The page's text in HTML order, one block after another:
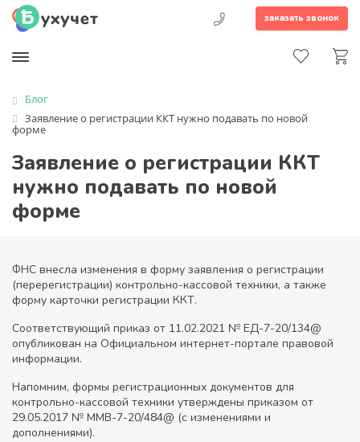
заказать звонок
Блог
Заявление о регистрации ККТ нужно подавать по новой
форме
Заявление о регистрации ККТ
нужно подавать по новой
форме
ФНС внесла изменения в форму заявления о регистрации
(перерегистрации) контрольно-кассовой техники, а также
форму карточки регистрации ККТ.
Соответствующий приказ от 11.02.2021 № ЕД-7-20/134@
опубликован на Официальном интернет-портале правовой
информации.
Напомним, формы регистрационных документов для
контрольно-кассовой техники утверждены приказом от
29.05.2017 № ММВ-7-20/484@ (с изменениями и
дополнениями).